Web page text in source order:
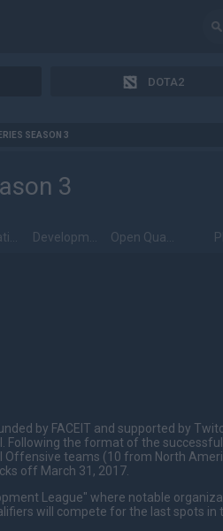
DOTA2
SEASON 3
3
by FACEIT and supported by
Following the format of the successful
Offensive teams (10 from North
off March 31, 2017.
League" where notable
will compete for the last spots in